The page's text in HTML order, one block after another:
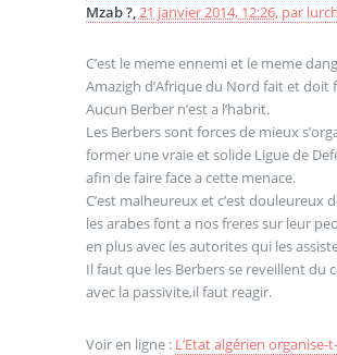
Mzab ?, 21 janvier 2014, 12:26, par
C’est le meme ennemi et le meme
Amazigh d’Afrique du Nord fait et doit
Aucun Berber n’est a l’habrit.
Les Berbers sont forces de mieux
former une vraie et solide Ligue de
afin de faire face a cette menace.
C’est malheureux et c’est douleureux
les arabes font a nos freres sur leur
en plus avec les autorites qui les
Il faut que les Berbers se reveillent du
avec la passivite,il faut reagir.
Voir en ligne : L’Etat algérien organise-